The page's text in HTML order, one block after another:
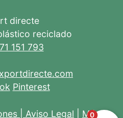
directe
reciclado
151 793
Pinterest
Aviso Legal Más
0